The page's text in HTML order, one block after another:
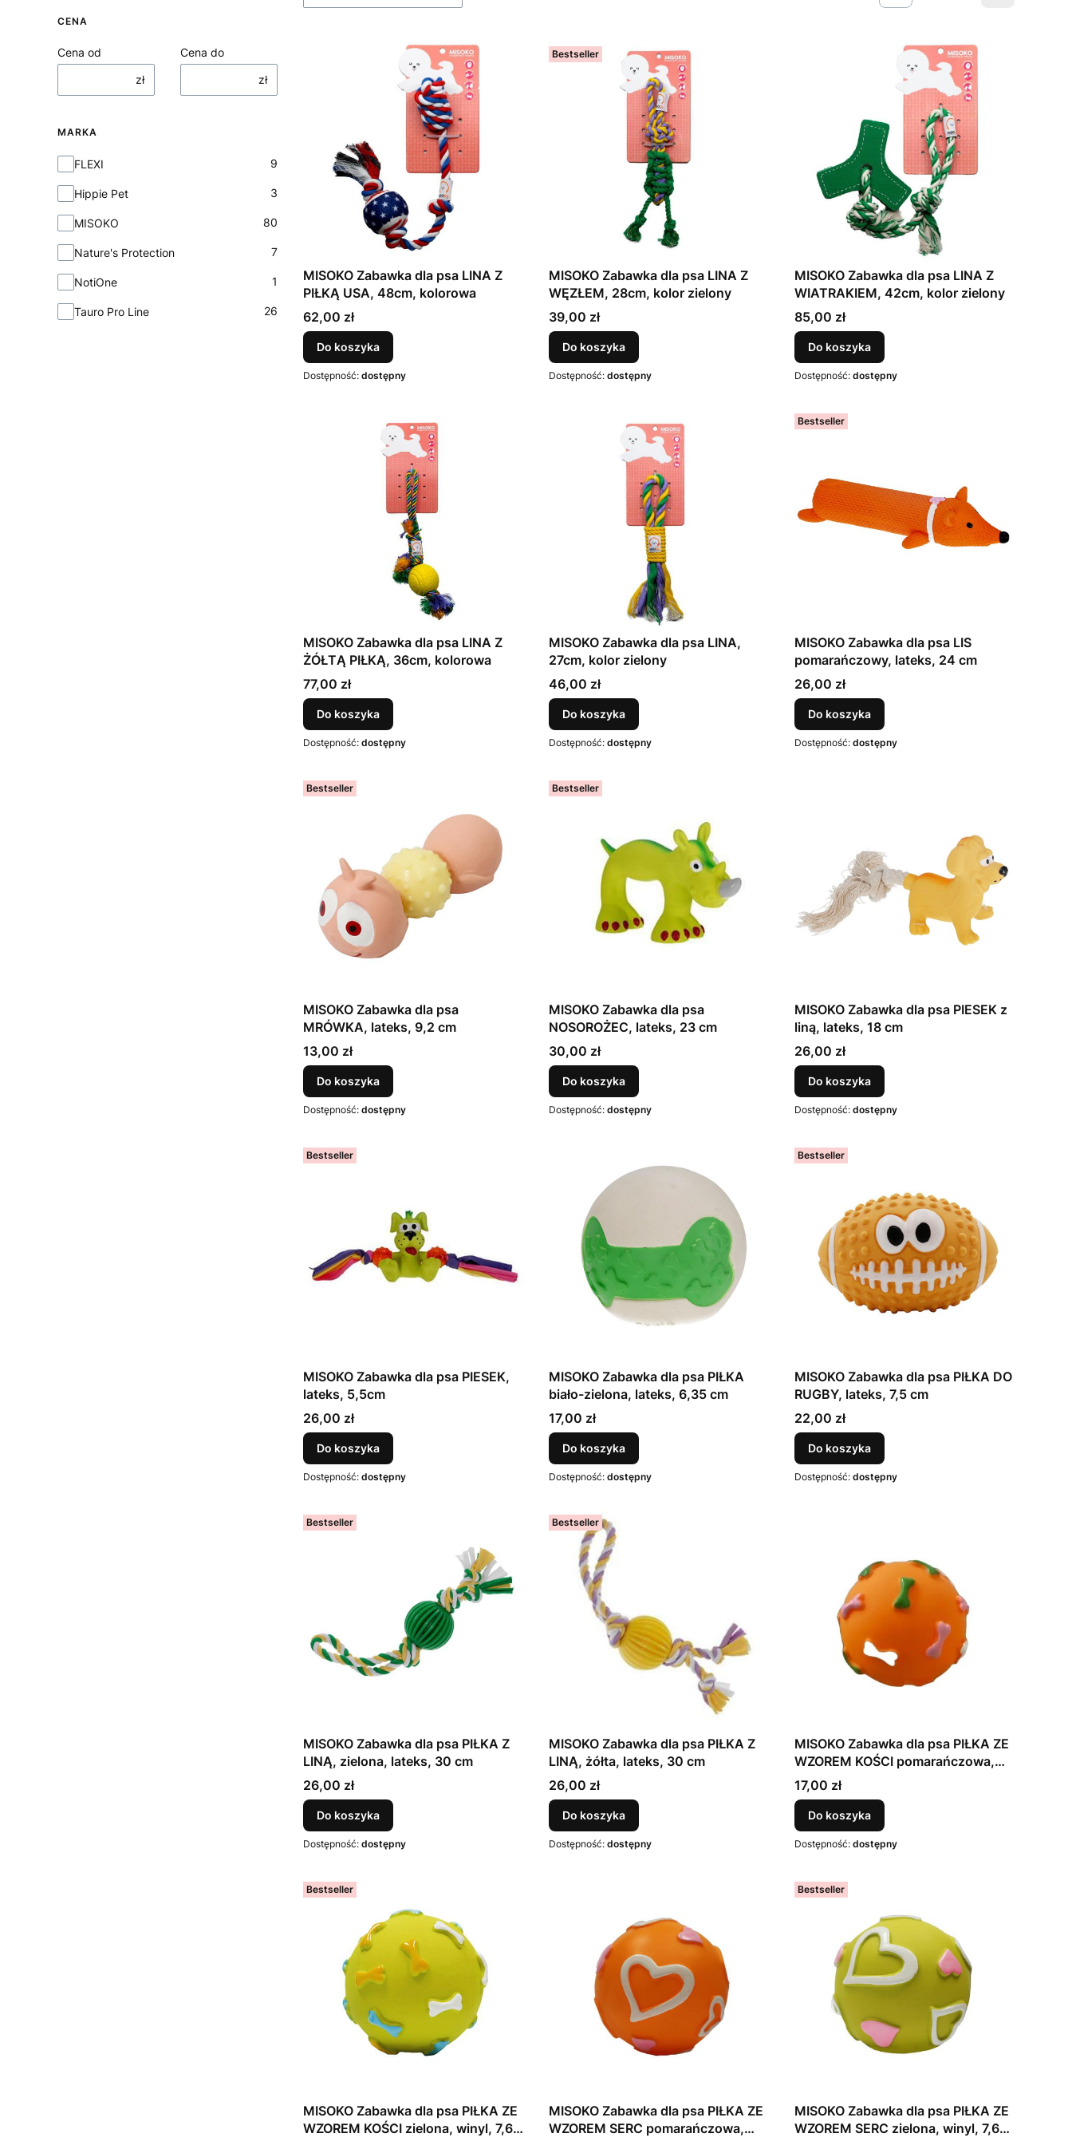
CENA
Cena od
zł
Cena do
zł
MARKA
Marka
FLEXI 9
Hippie Pet 3
MISOKO 80
Nature's Protection 7
NotiOne 1
Tauro Pro Line 26
MISOKO Zabawka dla psa LINA Z
PIŁKĄ USA, 48cm, kolorowa
Cena
62,00 zł
Do koszyka
Dostępność: dostępny
Bestseller
MISOKO Zabawka dla psa LINA Z
WĘZŁEM, 28cm, kolor zielony
Cena
39,00 zł
Do koszyka
Dostępność: dostępny
MISOKO Zabawka dla psa LINA Z
WIATRAKIEM, 42cm, kolor zielony
Cena
85,00 zł
Do koszyka
Dostępność: dostępny
MISOKO Zabawka dla psa LINA Z
ŻÓŁTĄ PIŁKĄ, 36cm, kolorowa
Cena
77,00 zł
Do koszyka
Dostępność: dostępny
MISOKO Zabawka dla psa LINA,
27cm, kolor zielony
Cena
46,00 zł
Do koszyka
Dostępność: dostępny
Bestseller
MISOKO Zabawka dla psa LIS
pomarańczowy, lateks, 24 cm
Cena
26,00 zł
Do koszyka
Dostępność: dostępny
Bestseller
MISOKO Zabawka dla psa
MRÓWKA, lateks, 9,2 cm
Cena
13,00 zł
Do koszyka
Dostępność: dostępny
Bestseller
MISOKO Zabawka dla psa
NOSOROŻEC, lateks, 23 cm
Cena
30,00 zł
Do koszyka
Dostępność: dostępny
MISOKO Zabawka dla psa PIESEK z
liną, lateks, 18 cm
Cena
26,00 zł
Do koszyka
Dostępność: dostępny
Bestseller
MISOKO Zabawka dla psa PIESEK,
lateks, 5,5cm
Cena
26,00 zł
Do koszyka
Dostępność: dostępny
MISOKO Zabawka dla psa PIŁKA
biało-zielona, lateks, 6,35 cm
Cena
17,00 zł
Do koszyka
Dostępność: dostępny
Bestseller
MISOKO Zabawka dla psa PIŁKA DO
RUGBY, lateks, 7,5 cm
Cena
22,00 zł
Do koszyka
Dostępność: dostępny
Bestseller
MISOKO Zabawka dla psa PIŁKA Z
LINĄ, zielona, lateks, 30 cm
Cena
26,00 zł
Do koszyka
Dostępność: dostępny
Bestseller
MISOKO Zabawka dla psa PIŁKA Z
LINĄ, żółta, lateks, 30 cm
Cena
26,00 zł
Do koszyka
Dostępność: dostępny
MISOKO Zabawka dla psa PIŁKA ZE
WZOREM KOŚCI pomarańczowa,
winyl, 7,62 cm
Cena
17,00 zł
Do koszyka
Dostępność: dostępny
Bestseller
MISOKO Zabawka dla psa PIŁKA ZE
WZOREM KOŚCI zielona, winyl, 7,62
MISOKO Zabawka dla psa PIŁKA ZE
WZOREM SERC pomarańczowa,
Bestseller
MISOKO Zabawka dla psa PIŁKA ZE
WZOREM SERC zielona, winyl, 7,62